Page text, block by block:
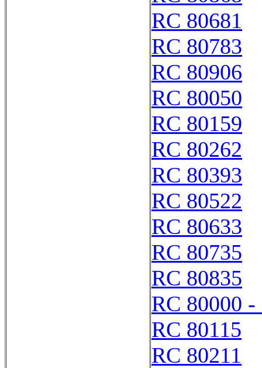
RC 80681
RC 80783
RC 80906
RC 80050
RC 80159
RC 80262
RC 80393
RC 80522
RC 80633
RC 80735
RC 80835
RC 80000
RC 80115
RC 80211